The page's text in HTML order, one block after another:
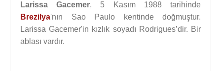
Larissa Gacemer, 5 Kasım 1988 tarihinde
Brezilya'nın Sao Paulo kentinde doğmuştur.
Larissa Gacemer'in kızlık soyadı Rodrigues’dir. Bir
ablası vardır.